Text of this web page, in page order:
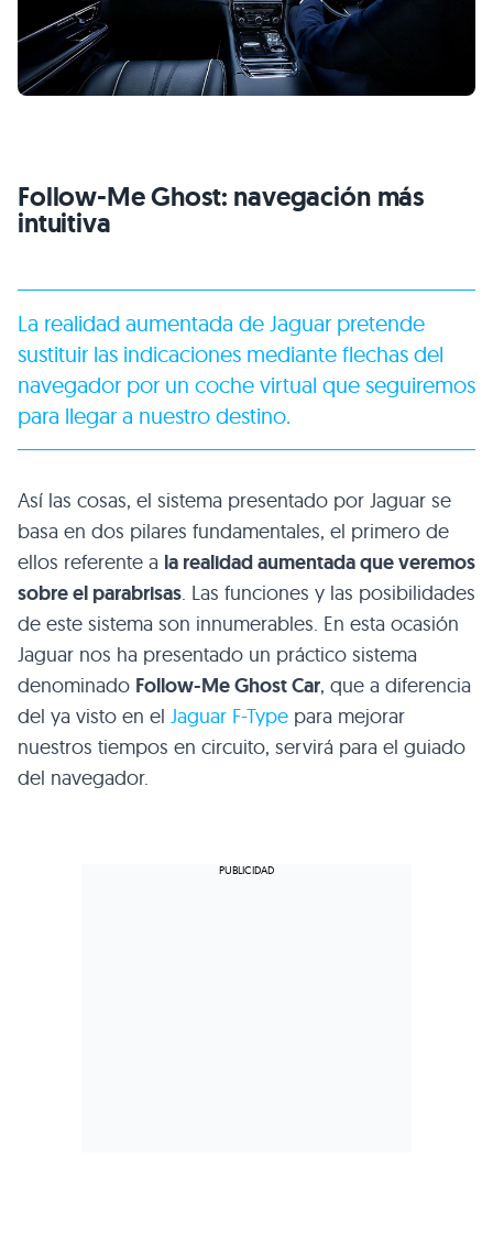
Follow-Me Ghost: navegación más
intuitiva
La realidad aumentada de Jaguar pretende
sustituir las indicaciones mediante flechas del
navegador por un coche virtual que seguiremos
para llegar a nuestro destino.
Así las cosas, el sistema presentado por Jaguar se
basa en dos pilares fundamentales, el primero de
ellos referente a la realidad aumentada que veremos
sobre el parabrisas. Las funciones y las posibilidades
de este sistema son innumerables. En esta ocasión
Jaguar nos ha presentado un práctico sistema
denominado Follow-Me Ghost Car, que a diferencia
del ya visto en el Jaguar F-Type para mejorar
nuestros tiempos en circuito, servirá para el guiado
del navegador.